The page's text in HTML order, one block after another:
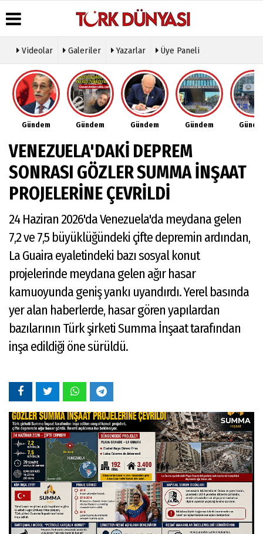
Üye Paneli
Haber
Arşivi
Gazete
Arşivi
Günün
Haberleri
Hava
Durumu
Gazete
Manşetleri
Anketler
Biyografiler
Köşe
Yazarları
Video
Galeri
Foto
Etkinlikler
Künye
İletişim
Çerez
Politikası
Videolar Galeriler Yazarlar Üye Paneli
Gündem Gündem Gündem Gündem
VENEZUELA'DAKİ DEPREM
SONRASI GÖZLER SUMMA İNŞAAT
PROJELERİNE ÇEVRİLDİ
24 Haziran 2026'da Venezuela'da meydana gelen
7,2 ve 7,5 büyüklüğündeki çifte depremin ardından,
La Guaira eyaletindeki bazı sosyal konut
projelerinde meydana gelen ağır hasar
kamuoyunda geniş yankı uyandırdı. Yerel basında
yer alan haberlerde, hasar gören yapılardan
bazılarının Türk şirketi Summa İnşaat tarafından
inşa edildiği öne sürüldü.